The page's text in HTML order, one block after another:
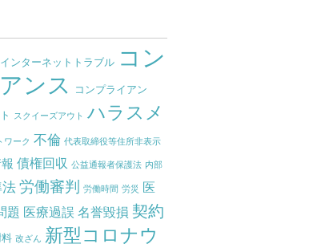
インターネットトラブル コン
ンス
コンプライアン
スクイーズアウト ハラスメ
ワーク 不倫 代表取締役等住所非表示
債権回収 公益通報者保護法 内部
労働審判 労働時間 労災
医
題 医療過誤 名誉毀損 契約
改ざん 新型コロナウ